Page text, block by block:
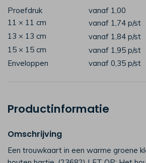
Proefdruk
vanaf 1,00
11 × 11 cm
vanaf 1,74 p/st
13 × 13 cm
vanaf 1,84 p/st
15 × 15 cm
vanaf 1,95 p/st
Enveloppen
vanaf 0,35 p/st
Productinformatie
Omschrijving
Een trouwkaart in een warme groene